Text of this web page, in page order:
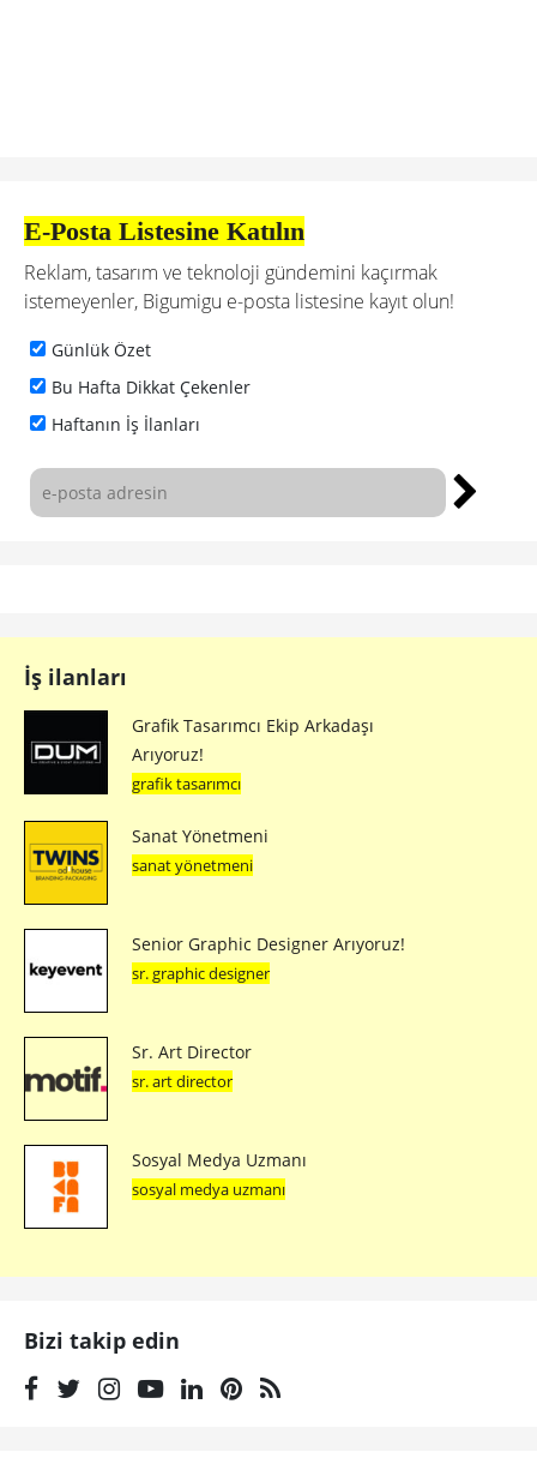
E-Posta Listesine Katılın
Reklam, tasarım ve teknoloji gündemini kaçırmak
istemeyenler, Bigumigu e-posta listesine kayıt olun!
Günlük Özet
Bu Hafta Dikkat Çekenler
Haftanın İş İlanları
İş ilanları
Grafik Tasarımcı Ekip Arkadaşı
Arıyoruz!
grafik tasarımcı
Sanat Yönetmeni
sanat yönetmeni
Senior Graphic Designer Arıyoruz!
sr. graphic designer
Sr. Art Director
sr. art director
Sosyal Medya Uzmanı
sosyal medya uzmanı
Bizi takip edin